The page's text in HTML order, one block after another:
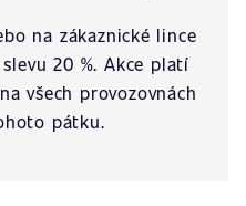
na zákaznické lince
20 %. Akce platí
všech provozovnách
pátku.